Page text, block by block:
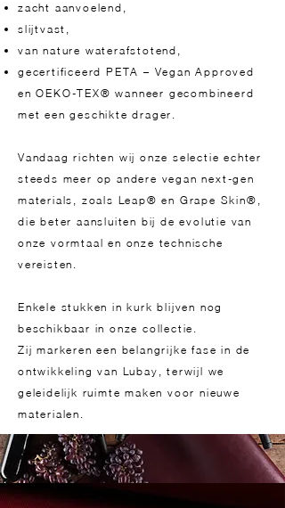
zacht aanvoelend,
slijtvast,
van nature waterafstotend,
gecertificeerd PETA – Vegan Approved
en OEKO-TEX® wanneer gecombineerd
met een geschikte drager.
Vandaag richten wij onze selectie echter
steeds meer op andere vegan next-gen
materials, zoals Leap® en Grape Skin®,
die beter aansluiten bij de evolutie van
onze vormtaal en onze technische
vereisten.
Enkele stukken in kurk blijven nog
beschikbaar in onze collectie.
Zij markeren een belangrijke fase in de
ontwikkeling van Lubay, terwijl we
geleidelijk ruimte maken voor nieuwe
materialen.